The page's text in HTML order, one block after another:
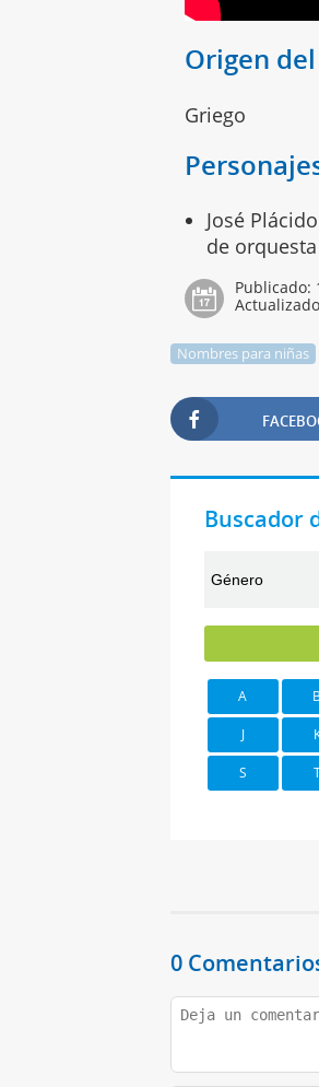
Origen
Griego
José
de
Publicado:
Nombres para niñas
Buscador
A B
J
S
0